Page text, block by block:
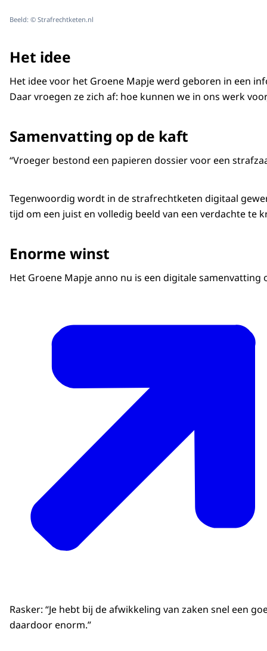
Beeld: © Strafrechtketen.nl
Het idee
Het idee voor het Groene Mapje werd geboren in een
Daar vroegen ze zich af: hoe kunnen we in ons werk
Samenvatting op de kaft
“Vroeger bestond een papieren dossier voor een
Tegenwoordig wordt in de strafrechtketen digitaal
tijd om een juist en volledig beeld van een verdachte te
Enorme winst
Het Groene Mapje anno nu is een digitale
Rasker: “Je hebt bij de afwikkeling van zaken snel een
daardoor enorm.”